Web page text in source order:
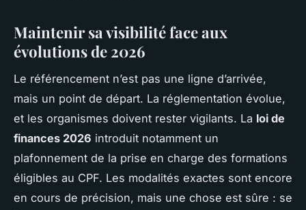
Maintenir sa visibilité face aux
évolutions de 2026
Le référencement n’est pas une ligne d’arrivée,
mais un point de départ. La réglementation évolue,
et les organismes doivent rester vigilants. La loi de
finances 2026 introduit notamment un
plafonnement de la prise en charge des formations
éligibles au CPF. Les modalités exactes sont encore
en cours de précision, mais une chose est sûre : se